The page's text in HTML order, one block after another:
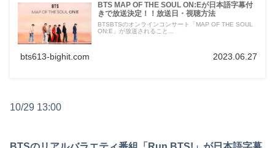
BTS MAP OF THE SOUL ON:Eが日本語字幕付
きで放送決定！！放送日・視聴方法
BTSBTSのオンラインコンサート「MAP OF THE SOUL
ON:E」が放送されること...
bts613-bighit.com 2023.06.27
10/29 13:00